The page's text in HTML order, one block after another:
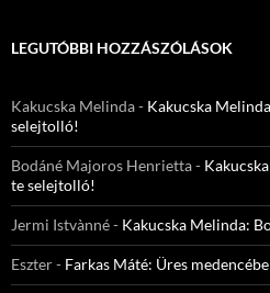
LEGUTÓBBI HOZZÁSZÓLÁSOK
Kakucska Melinda- Kakucska
selejtolló!
Bodáné Majoros Henrietta-
te selejtolló!
Jermi Istvànné- Kakucska Melinda:
Eszter- Farkas Máté: Üres